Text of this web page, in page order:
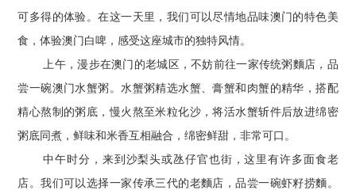
可多得的体验。在这一天里，我们可以尽情地品味澳门的特色美
食，体验澳门白啤，感受这座城市的独特风情。
上午，漫步在澳门的老城区，不妨前往一家传统粥麵店，品
尝一碗澳门水蟹粥。水蟹粥精选水蟹、膏蟹和肉蟹的精华，搭配
精心熬制的粥底，慢火熬至米粒化沙，将活水蟹斩件后放进绵密
粥底同煮，鲜味和米香互相融合，绵密鲜甜，非常可口。
中午时分，来到沙梨头或氹仔官也街，这里有许多面食老
店。我们可以选择一家传承三代的老麵店，品尝一碗虾籽捞麵。